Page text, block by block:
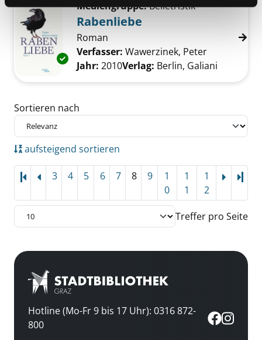
Exemplar-Details von Rabenliebe anzeigen
Mediengruppe:Belletristik
Rabenliebe
Roman
Verfasser: Wawerzinek, Peter
Jahr: 2010Verlag: Berlin, Galiani
Zu den Suchfiltern springen
Sortieren nach
aufsteigend sortieren
3 4 5 6 7 8 9
1
0
1
1
1
2
Treffer pro Seite
Hotline (Mo-Fr 9 bis 17 Uhr): 0316 872-
800